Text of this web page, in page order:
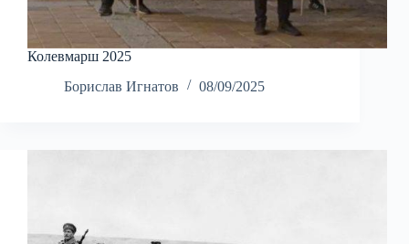
Колевмарш 2025
Борислав Игнатов
08/09/2025